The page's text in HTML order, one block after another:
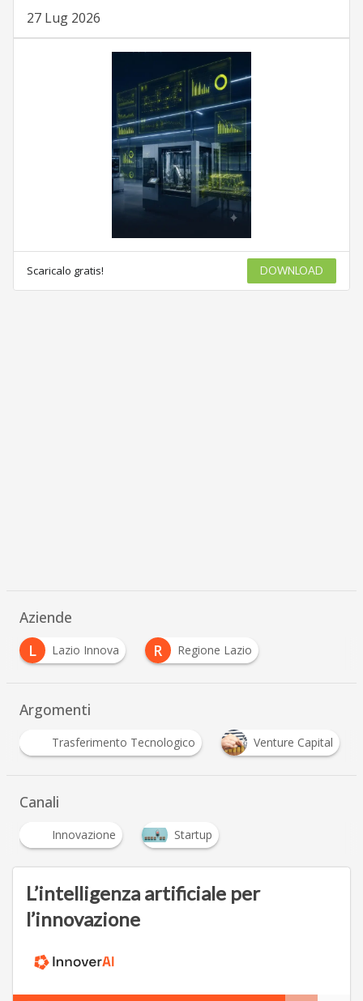
27 Lug 2026
Scaricalo gratis! DOWNLOAD
Aziende
L
Lazio Innova R Regione Lazio
Argomenti
Trasferimento Tecnologico Venture Capital
Canali
Innovazione Startup
L’intelligenza artificiale per
l’innovazione